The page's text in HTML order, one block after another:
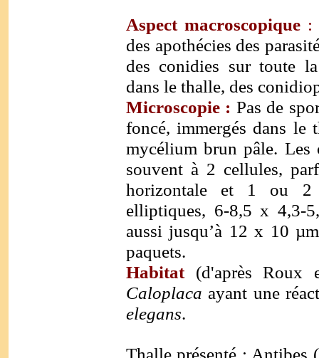
Aspect macroscopique :
des apothécies des
des conidies sur toute
dans le thalle, des
Microscopie : Pas de
foncé, immergés dans le
mycélium brun pâle.
souvent à 2 cellules,
horizontale et 1 ou 2
elliptiques, 6-8,5 x 4,3-
aussi jusqu’à 12 x 10
paquets.
Habitat(d'après
Caloplaca ayant une
elegans.
Thalle présenté : Antibes